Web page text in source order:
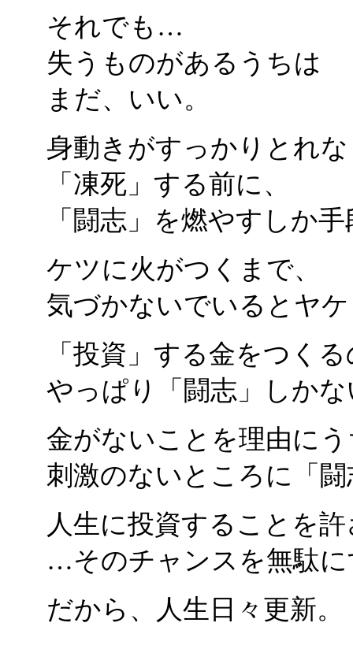
それでも…
失うものがあるうちは
まだ、いい。
身動きがすっかりとれ
「凍死」する前に、
「闘志」を燃やすしか
ケツに火がつくまで、
気づかないでいるとヤ
「投資」する金をつく
やっぱり「闘志」しかな
金がないことを理由に
刺激のないところに「
人生に投資することを
…そのチャンスを無駄に
だから、人生日々更新。